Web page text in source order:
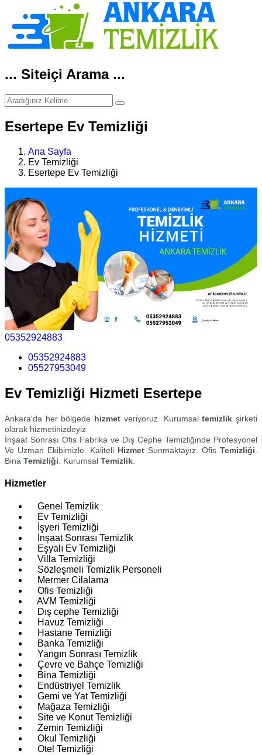
... Siteiçi Arama ...
Esertepe Ev Temizliği
Ana Sayfa
Ev Temizliği
Esertepe Ev Temizliği
05352924883
05352924883
05527953049
Ev Temizliği Hizmeti Esertepe
Ankara'da her bölgede hizmet veriyoruz. Kurumsaltemizlik şirketi
olarak hizmetinizdeyiz
İnşaat Sonrası Ofis Fabrika ve Dış Cephe Temizliğinde Profesyonel
Ve Uzman Ekibimizle. Kaliteli Hizmet Sunmaktayız. Ofis Temizliği
Bina Temizliği . Kurumsal Temizlik
Hizmetler
Genel Temizlik
Ev Temizliği
İşyeri Temizliği
İnşaat Sonrası Temizlik
Eşyalı Ev Temizliği
Villa Temizliği
Sözleşmeli Temizlik Personeli
Mermer Cilalama
Ofis Temizliği
AVM Temizliği
Dış cephe Temizliği
Havuz Temizliği
Hastane Temizliği
Banka Temizliği
Yangın Sonrası Temizlik
Çevre ve Bahçe Temizliği
Bina Temizliği
Endüstriyel Temizlik
Gemi ve Yat Temizliği
Mağaza Temizliği
Site ve Konut Temizliği
Zemin Temizliği
Okul Temizliği
Otel Temizliği